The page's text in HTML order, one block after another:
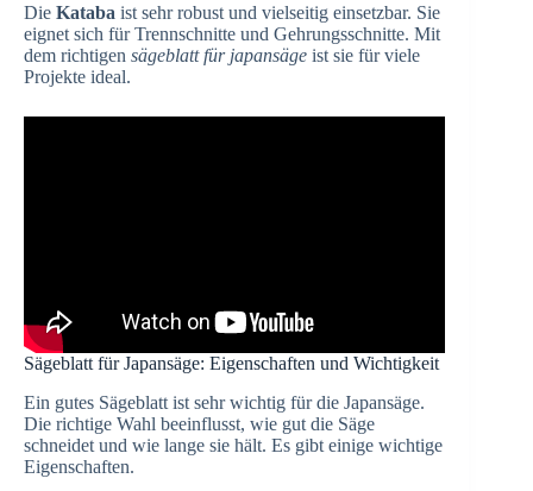
Die Kataba ist sehr robust und vielseitig einsetzbar. Sie
eignet sich für Trennschnitte und Gehrungsschnitte. Mit
dem richtigen sägeblatt für japansäge ist sie für viele
Projekte ideal.
Sägeblatt für Japansäge: Eigenschaften und Wichtigkeit
Ein gutes Sägeblatt ist sehr wichtig für die Japansäge.
Die richtige Wahl beeinflusst, wie gut die Säge
schneidet und wie lange sie hält. Es gibt einige wichtige
Eigenschaften.